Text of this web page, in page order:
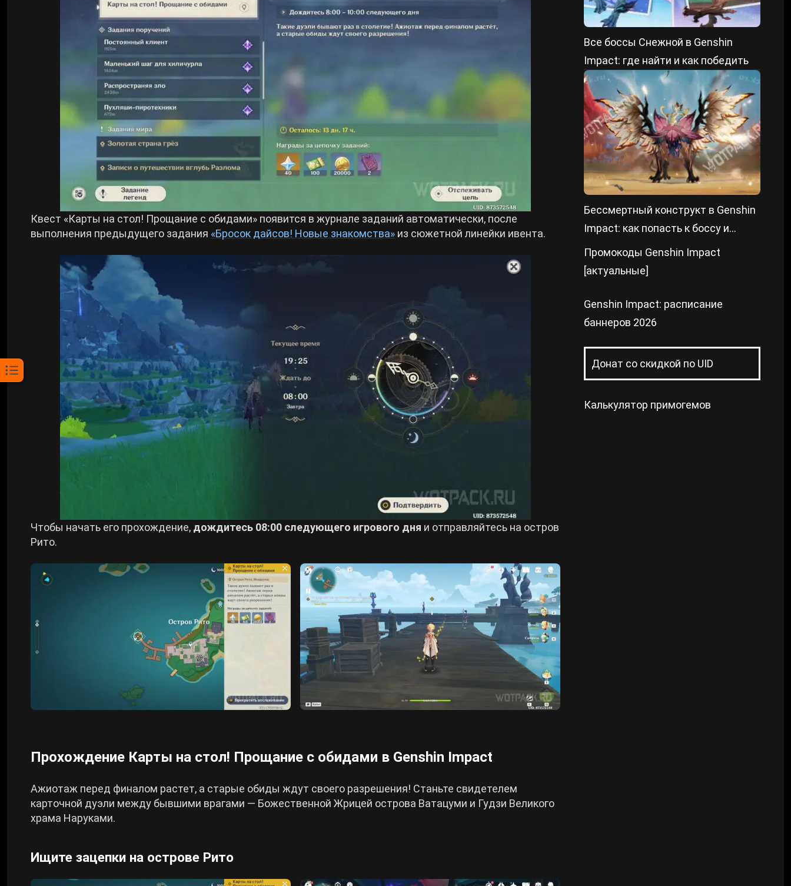
Квест «Карты на стол! Прощание с обидами» появится в журнале заданий автоматически, после
выполнения предыдущего задания «Бросок дайсов! Новые знакомства» из сюжетной линейки ивента.
Чтобы начать его прохождение, дождитесь 08:00 следующего игрового дня и отправляйтесь на остров
Рито.
Прохождение Карты на стол! Прощание с обидами в Genshin Impact
Ажиотаж перед финалом растет, а старые обиды ждут своего разрешения! Станьте свидетелем
карточной дуэли между бывшими врагами — Божественной Жрицей острова Ватацуми и Гудзи Великого
храма Наруками.
Ищите зацепки на острове Рито
Все боссы Снежной в Genshin
Impact: где найти и как победить
Бессмертный конструкт в Genshin
Impact: как попасть к боссу и
победить
Промокоды Genshin Impact
[актуальные]
Genshin Impact: расписание
баннеров 2026
Донат со скидкой по UID
Калькулятор примогемов